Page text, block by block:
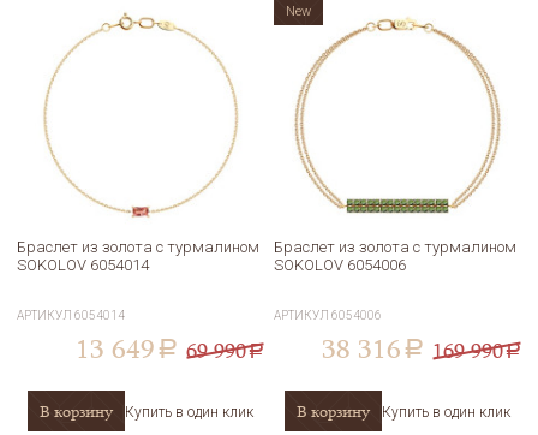
Браслет из золота с турмалином
SOKOLOV 6054014
АРТИКУЛ6054014
13 649 a 69 990a
В корзину Купить в один клик
Браслет из золота с турмалином
SOKOLOV 6054006
АРТИКУЛ6054006
38 316 a 169 990a
В корзину Купить в один клик
New